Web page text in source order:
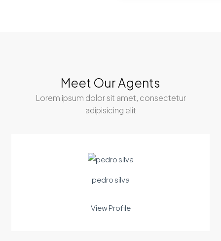
Meet Our Agents
Lorem ipsum dolor sit amet, consectetur
adipisicing elit
pedro silva
View Profile